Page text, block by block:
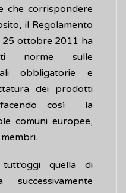
che corrispondere
il Regolamento
25 ottobre 2011 ha
norme sulle
obbligatorie e
dei prodotti
così la
comuni europee,
quella di